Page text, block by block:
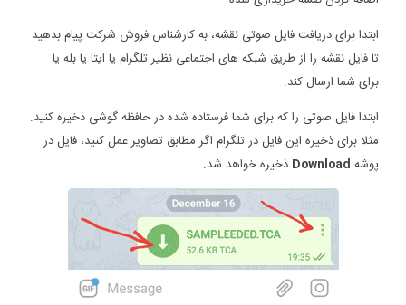
ابتدا برای دریافت فایل صوتی نقشه، به کارشناس فروش شرکت پیام بدهید
تا فایل نقشه را از طریق شبکه های اجتماعی نظیر تلگرام یا ایتا یا بله یا ...
برای شما ارسال کند.
ابتدا فایل صوتی را که برای شما فرستاده شده در حافظه گوشی ذخیره کنید.
مثلا برای ذخیره این فایل در تلگرام اگر مطابق تصاویر عمل کنید، فایل در
پوشه Download ذخیره خواهد شد.